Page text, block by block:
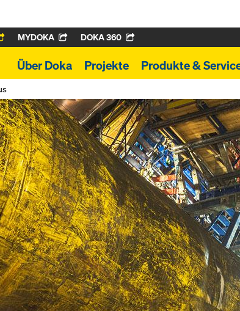
MYDOKA DOKA 360
Über Doka Projekte Produkte &